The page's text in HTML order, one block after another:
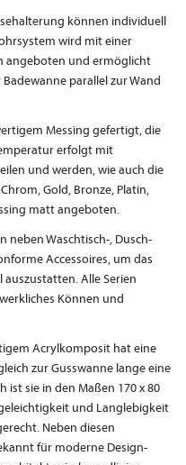
können individuell
wird mit einer
angeboten und ermöglicht
parallel zur Wand
Messing gefertigt, die
erfolgt mit
und werden, wie auch die
Gold, Bronze, Platin,
matt angeboten.
neben Waschtisch-, Dusch-
Accessoires, um das
Alle Serien
Können und
Acrylkomposit hat eine
zur Gusswanne lange eine
sie in den Maßen 170 x 80
und Langlebigkeit
Neben diesen
für moderne Design-